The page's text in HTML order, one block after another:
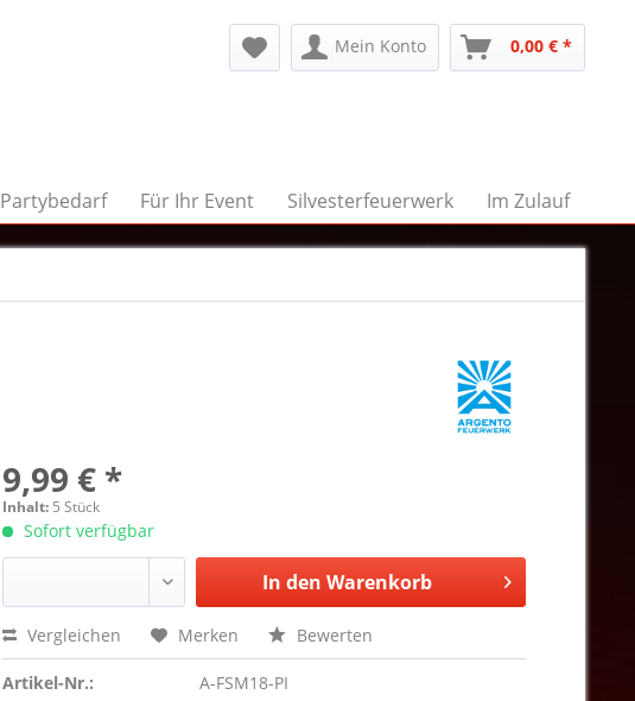
Mein Konto 0,00 € *
Partybedarf Für Ihr Event Silvesterfeuerwerk Im Zulauf
9,99 € *
Inhalt: 5 Stück
Sofort verfügbar
In den Warenkorb
Vergleichen Merken Bewerten
Artikel-Nr.: A-FSM18-PI